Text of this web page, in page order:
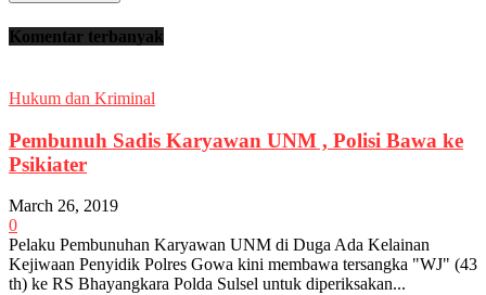
Komentar terbanyak
Hukum dan Kriminal
Pembunuh Sadis Karyawan UNM , Polisi Bawa ke
Psikiater
March 26, 2019
0
Pelaku Pembunuhan Karyawan UNM di Duga Ada Kelainan
Kejiwaan Penyidik Polres Gowa kini membawa tersangka "WJ" (43
th) ke RS Bhayangkara Polda Sulsel untuk diperiksakan...